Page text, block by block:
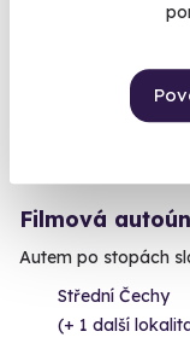
Filmová
Autem po stopách
Střední Čechy
(+ 1 další